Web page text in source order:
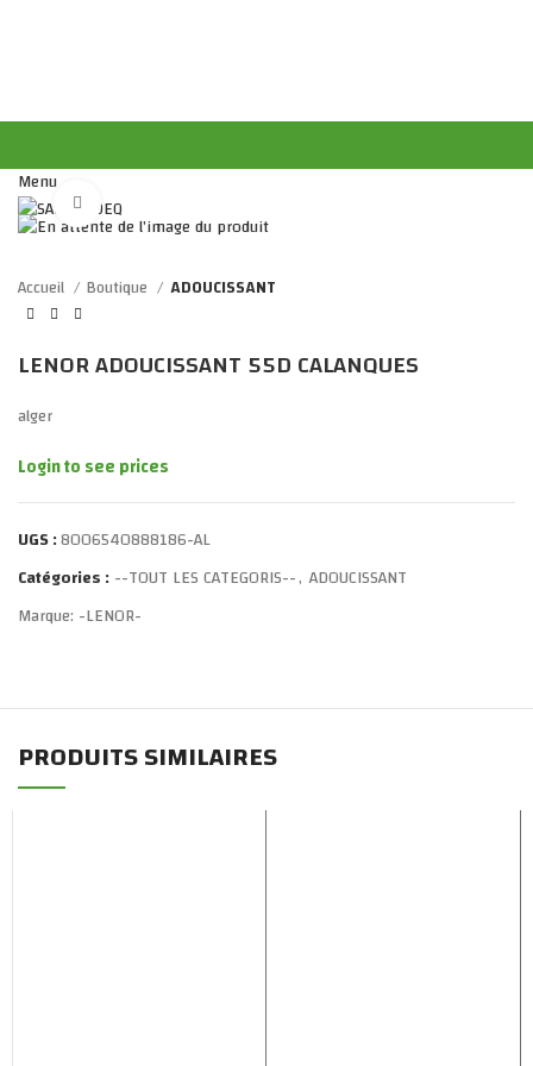
Menu
Click to enlarge
Accueil Boutique ADOUCISSANT
LENOR ADOUCISSANT 55D CALANQUES
alger
Login to see prices
UGS :8006540888186-AL
Catégories :--TOUT LES CATEGORIS--, ADOUCISSANT
Marque: -LENOR-
PRODUITS SIMILAIRES